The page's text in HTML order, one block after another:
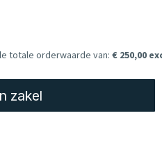
totale orderwaarde van: € 250,00
zakel